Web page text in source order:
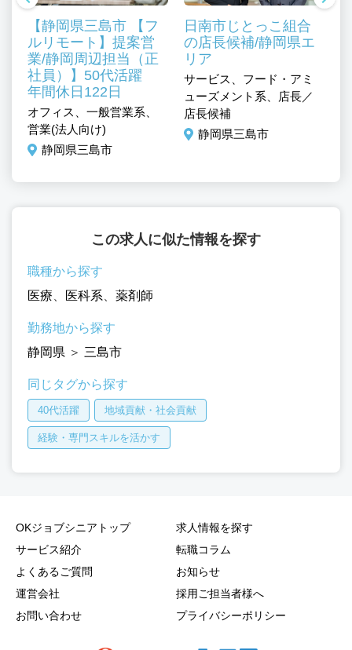
【静岡県三島市 【フ
ルリモート】提案営
業/静岡周辺担当（正
社員）】50代活躍
年間休日122日
オフィス、一般営業系、
営業(法人向け)
静岡県三島市
日南市じとっこ組合
の店長候補/静岡県エ
リア
サービス、フード・アミ
ューズメント系、店長／
店長候補
静岡県三島市
この求人に似た情報を探す
職種から探す
医療
医科系 薬剤師
勤務地から探す
静岡県 ＞ 三島市
同じタグから探す
40代活躍 地域貢献・社会貢献
経験・専門スキルを活かす
OKジョブシニアトップ
サービス紹介
よくあるご質問
運営会社
お問い合わせ
求人情報を探す
転職コラム
お知らせ
採用ご担当者様へ
プライバシーポリシー